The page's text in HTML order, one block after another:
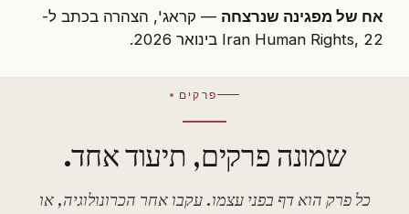
אח של מפגינה שנרצחה — קראג', הצהרה בכתב ל-
Iran Human Rights, 22 בינואר 2026.
פרקים
שמונה פרקים, תיעוד אחד.
כל פרק הוא דף בפני עצמו. עקבו אחר הכרונולוגיה, או